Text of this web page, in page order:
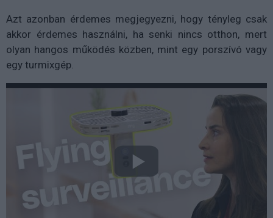
Azt azonban érdemes megjegyezni, hogy tényleg csak
akkor érdemes használni, ha senki nincs otthon, mert
olyan hangos működés közben, mint egy porszívó vagy
egy turmixgép.